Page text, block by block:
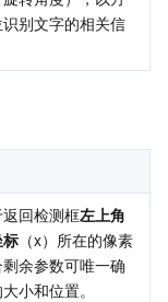
别文字的相关信
回检测框左上角
（x）所在的像素
余参数可唯一确
小和位置。